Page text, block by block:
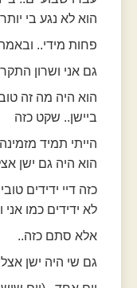
הוא לא נגע בי
פחות מידי..
גם אני ושרון
הוא היה מה זה טוב
ביישן.. שקט כזה
הייתי תמיד
הוא היה גם ישן
כזה דיי ידידים
לא ידידים כמו
אלא סתם כזה..
גם שי היה ישן